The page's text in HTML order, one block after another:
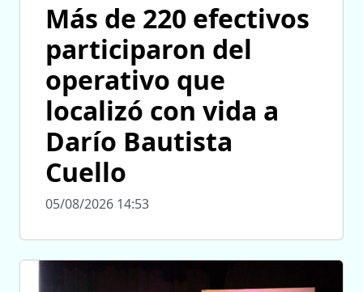
Más de 220 efectivos
participaron del
operativo que
localizó con vida a
Darío Bautista
Cuello
05/08/2026 14:53